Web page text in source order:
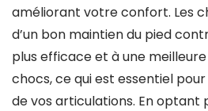
améliorant votre confort. Les
d’un bon maintien du pied
plus efficace et à une
chocs, ce qui est essentiel
de vos articulations. En optant